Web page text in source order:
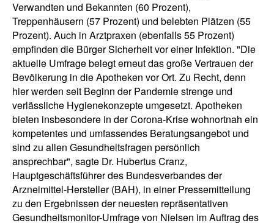
Verwandten und Bekannten (60 Prozent),
Treppenhäusern (57 Prozent) und belebten Plätzen (55
Prozent). Auch in Arztpraxen (ebenfalls 55 Prozent)
empfinden die Bürger Sicherheit vor einer Infektion. "Die
aktuelle Umfrage belegt erneut das große Vertrauen der
Bevölkerung in die Apotheken vor Ort. Zu Recht, denn
hier werden seit Beginn der Pandemie strenge und
verlässliche Hygienekonzepte umgesetzt. Apotheken
bieten insbesondere in der Corona-Krise wohnortnah ein
kompetentes und umfassendes Beratungsangebot und
sind zu allen Gesundheitsfragen persönlich
ansprechbar", sagte Dr. Hubertus Cranz,
Hauptgeschäftsführer des Bundesverbandes der
Arzneimittel-Hersteller (BAH), in einer Pressemitteilung
zu den Ergebnissen der neuesten repräsentativen
Gesundheitsmonitor-Umfrage von Nielsen im Auftrag des